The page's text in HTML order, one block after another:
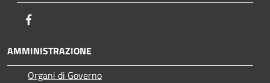
AMMINISTRAZIONE
Organi di Governo